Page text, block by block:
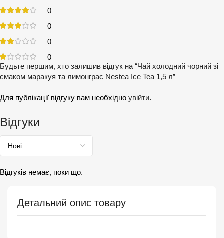
Детальний опис товару
0
0
0
0
Відгуки
Відгуків немає, поки що.
Будьте першим, хто залишив відгук на “Чай холодний чорний зі
смаком маракуя та лимонграс Nestea Ice Tea 1,5 л”
Для публікації відгуку вам необхідно увійти.